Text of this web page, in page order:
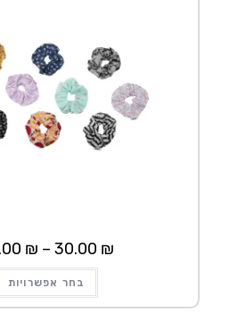
30.00 ₪
–
₪
בחר אפשרויות